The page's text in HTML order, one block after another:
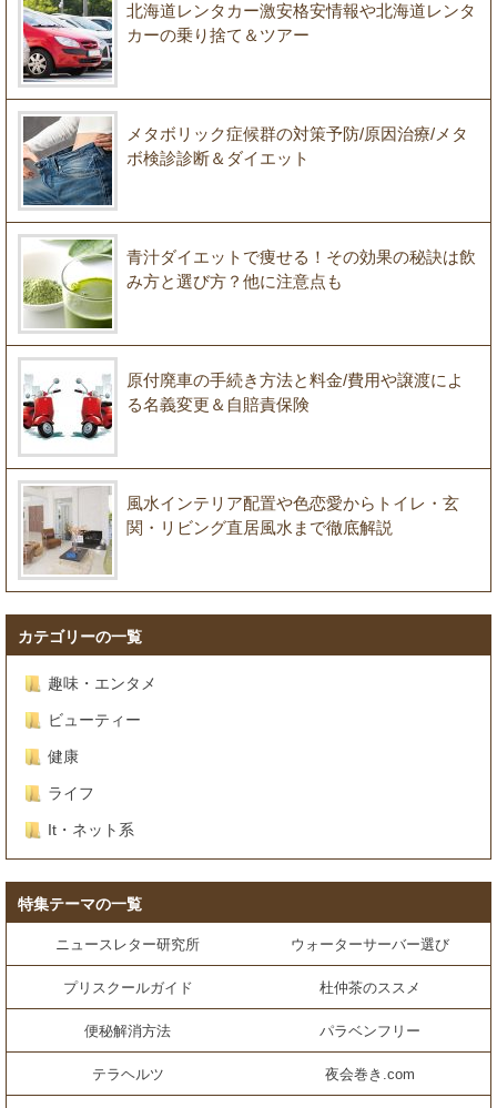
北海道レンタカー激安格安情報や北海道レンタ
カーの乗り捨て＆ツアー
メタボリック症候群の対策予防/原因治療/メタ
ボ検診診断＆ダイエット
青汁ダイエットで痩せる！その効果の秘訣は飲
み方と選び方？他に注意点も
原付廃車の手続き方法と料金/費用や譲渡によ
る名義変更＆自賠責保険
風水インテリア配置や色恋愛からトイレ・玄
関・リビング直居風水まで徹底解説
カテゴリーの一覧
趣味・エンタメ
ビューティー
健康
ライフ
It・ネット系
特集テーマの一覧
ニュースレター研究所 ウォーターサーバー選び
プリスクールガイド 杜仲茶のススメ
便秘解消方法 パラベンフリー
テラヘルツ 夜会巻き.com